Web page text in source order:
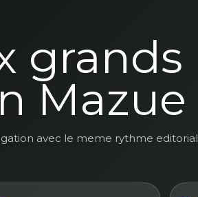
grands
Mazue
avec le meme rythme editorial